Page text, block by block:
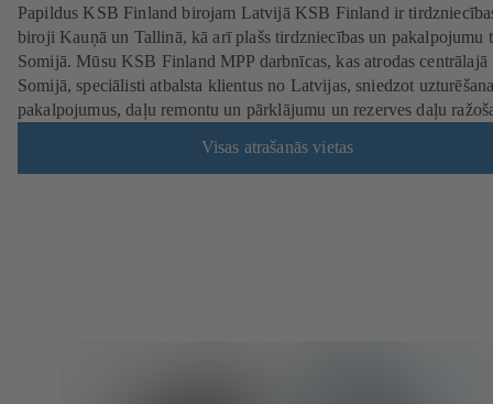
Papildus KSB Finland birojam Latvijā KSB Finland ir
biroji Kauņā un Tallinā, kā arī plašs tirdzniecības un pakalpojumu
Somijā. Mūsu KSB Finland MPP darbnīcas, kas atrodas centrālajā
Somijā, speciālisti atbalsta klientus no Latvijas, sniedzot
pakalpojumus, daļu remontu un pārklājumu un rezerves daļu
Visas atrašanās vietas